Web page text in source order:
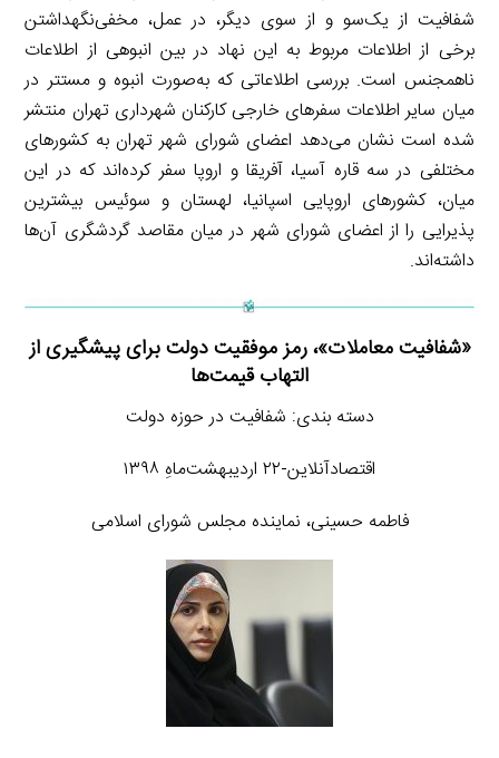
شفافیت از یک‌سو و از سوی دیگر، در عمل، مخفی‌نگهداشتن
برخی از اطلاعات مربوط به این نهاد در بین انبوهی از اطلاعات
ناهمجنس است. بررسی اطلاعاتی که به‌صورت انبوه و مستتر در
میان سایر اطلاعات سفرهای خارجی کارکنان شهرداری تهران منتشر
شده است نشان می‌دهد اعضای شورای شهر تهران به کشورهای
مختلفی در سه قاره آسیا، آفریقا و اروپا سفر کرده‌اند که در این
میان، کشورهای اروپایی اسپانیا، لهستان و سوئیس بیشترین
پذیرایی را از اعضای شورای شهر در میان مقاصد گردشگری آن‌ها
داشته‌اند.
«شفافیت معاملات»، رمز موفقیت دولت برای پیشگیری از
التهاب قیمت‌ها
دسته بندی: شفافیت در حوزه دولت
اقتصادآنلاین-۲۲ اردیبهشت‌ماهِ ۱۳۹۸
فاطمه حسینی، نماینده مجلس شورای اسلامی